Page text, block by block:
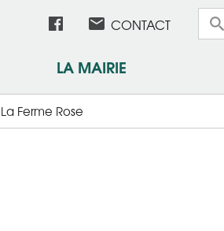
Réseaux
sociaux
CONTACT
LA MAIRIE
La Ferme Rose